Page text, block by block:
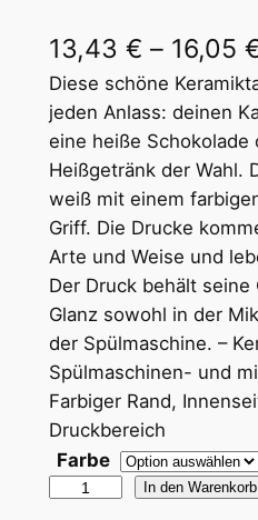
13,43 € – 16,05
Diese schöne
jeden Anlass: deinen
eine heiße Schokolade
Heißgetränk der Wahl.
weiß mit einem
Griff. Die Drucke
Arte und Weise und
Der Druck behält
Glanz sowohl in der
der Spülmaschine. –
Spülmaschinen- und
Farbiger Rand,
Druckbereich
Farbe
In den Warenkorb